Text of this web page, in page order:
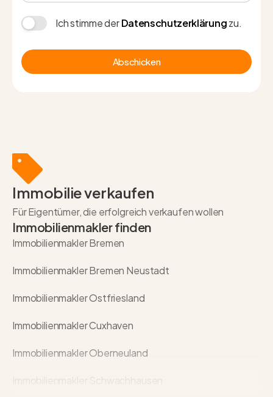
Ich stimme derDatenschutzerklärungzu.
Abschicken
Immobilie verkaufen
Für Eigentümer, die erfolgreich verkaufen wollen
Immobilienmakler finden
Immobilienmakler Bremen
Immobilienmakler Bremen Neustadt
Immobilienmakler Ostfriesland
Immobilienmakler Cuxhaven
Immobilienmakler Oberneuland